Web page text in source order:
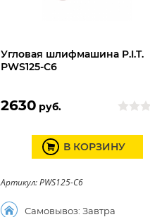
Угловая шлифмашина P.I.T.
РWS125-C6
2630 руб.
Самовывоз: Завтра
В КОРЗИНУ
Артикул: PWS125-C6